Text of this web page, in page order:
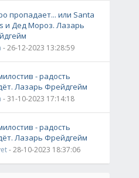
пропадает... или Santa
и Дед Мороз. Лазарь
- 26-12-2023 13:28:59
- радость
Лазарь Фрейдгейм
- 31-10-2023 17:14:18
- радость
Лазарь Фрейдгейм
- 28-10-2023 18:37:06